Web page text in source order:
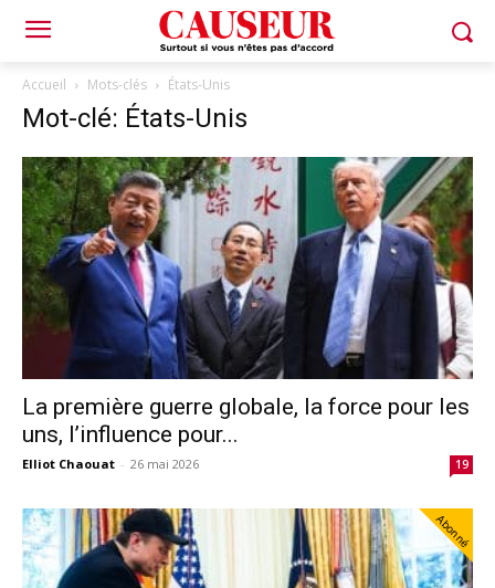
Accueil Mots-clés États-Unis
Mot-clé: États-Unis
La première guerre globale, la force pour les
uns, l’influence pour...
Elliot Chaouat - 26 mai 2026 19
Abonné